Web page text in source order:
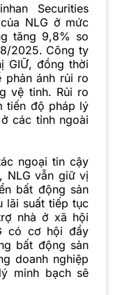
Securities
NLG ở mức
tăng 9,8% so
2025. Công ty
GIỮ, đồng thời
phản ánh rủi ro
vệ tinh. Rủi ro
tiến độ pháp lý
các tỉnh ngoài
ngoại tin cậy
NLG vẫn giữ vị
bất động sản
lãi suất tiếp tục
nhà ở xã hội
có cơ hội đẩy
bất động sản
doanh nghiệp
minh bạch sẽ